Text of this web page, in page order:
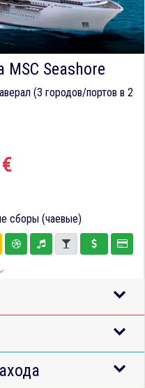
Seashore
(3 городов/портов в 2
сборы (чаевые)